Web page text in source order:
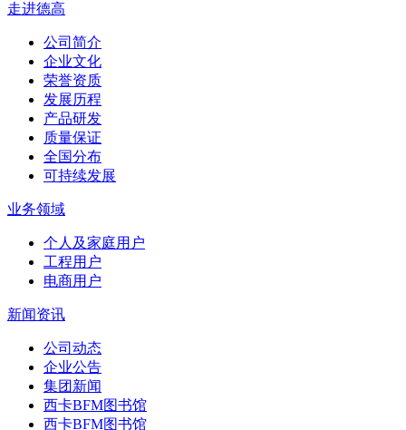
走进德高
公司简介
企业文化
荣誉资质
发展历程
产品研发
质量保证
全国分布
可持续发展
业务领域
个人及家庭用户
工程用户
电商用户
新闻资讯
公司动态
企业公告
集团新闻
西卡BFM图书馆
西卡BFM图书馆